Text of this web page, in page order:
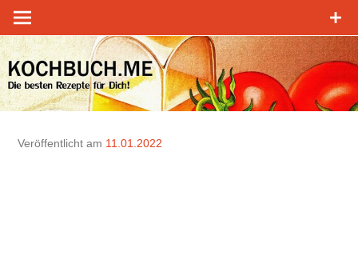
Zum
Inhalt
springen
Veröffentlicht am 11.01.2022